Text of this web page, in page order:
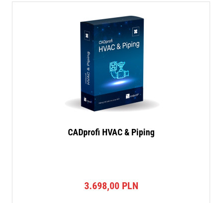
CADprofi HVAC & Piping
3.698,00 PLN